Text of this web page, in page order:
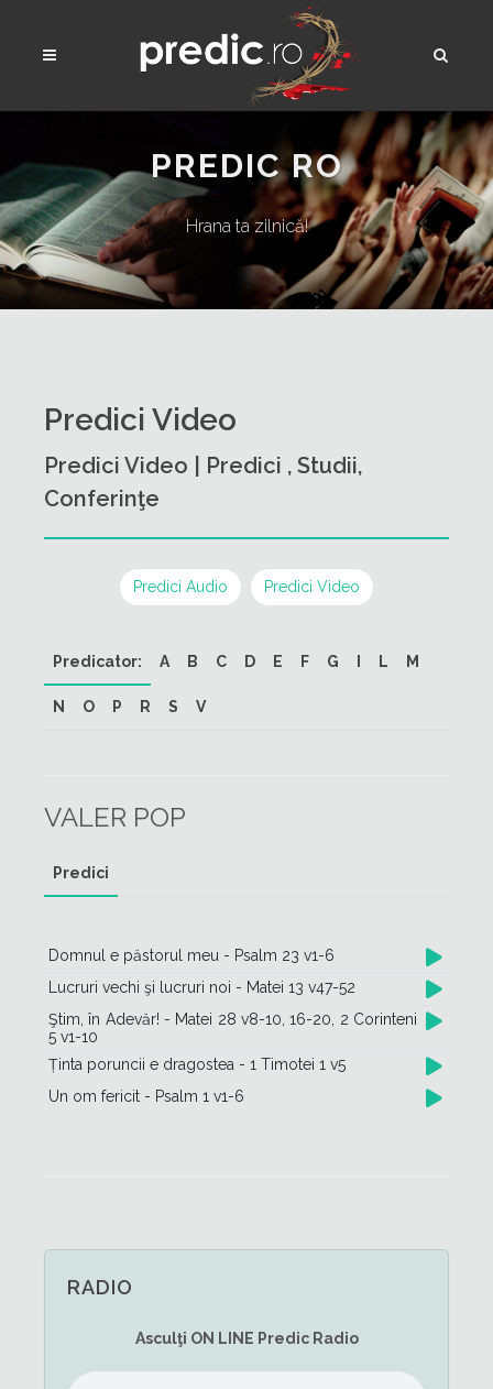
PREDIC RO
Hrana ta zilnică!
Predici Video
Predici Video | Predici , Studii,
Conferinţe
Predici Audio Predici Video
Predicator: A B C D E F G L M
N O P R S V
VALER POP
Predici
Domnul e păstorul meu - Psalm 23 v1-6
Lucruri vechi şi lucruri noi - Matei 13 v47-52
Ştim, în Adevăr! - Matei 28 v8-10, 16-20, 2 Corinteni
5 v1-10
Ținta poruncii e dragostea - 1 Timotei 1 v5
Un om fericit - Psalm 1 v1-6
RADIO
Asculţi ON LINE Predic Radio